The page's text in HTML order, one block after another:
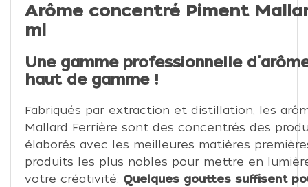
Arôme concentré Piment
ml
Une gamme professionnelle
haut de gamme !
Fabriqués par extraction et distillation, les
Mallard Ferrière sont des concentrés des
élaborés avec les meilleures matières
produits les plus nobles pour mettre en
votre créativité. Quelques gouttes suffisent